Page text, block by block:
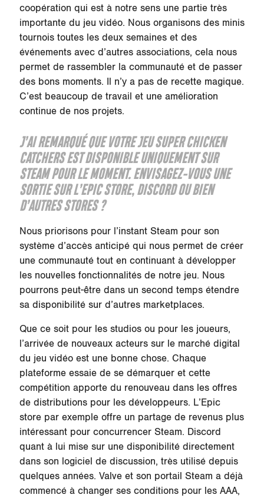
coopération qui est à notre sens une partie très
importante du jeu vidéo. Nous organisons des minis
tournois toutes les deux semaines et des
événements avec d’autres associations, cela nous
permet de rassembler la communauté et de passer
des bons moments. Il n’y a pas de recette magique.
C’est beaucoup de travail et une amélioration
continue de nos projets.
J’AI REMARQUÉ QUE VOTRE JEUSUPER CHICKEN
CATCHERSEST DISPONIBLE UNIQUEMENT SUR
STEAM POUR LE MOMENT. ENVISAGEZ-VOUS UNE
SORTIE SUR L’EPIC STORE, DISCORD OU BIEN
D’AUTRES STORES ?
Nous priorisons pour l’instant Steam pour son
système d’accès anticipé qui nous permet de créer
une communauté tout en continuant à développer
les nouvelles fonctionnalités de notre jeu. Nous
pourrons peut-être dans un second temps étendre
sa disponibilité sur d’autres marketplaces.
Que ce soit pour les studios ou pour les joueurs,
l’arrivée de nouveaux acteurs sur le marché digital
du jeu vidéo est une bonne chose. Chaque
plateforme essaie de se démarquer et cette
compétition apporte du renouveau dans les offres
de distributions pour les développeurs. L’Epic
store par exemple offre un partage de revenus plus
intéressant pour concurrencer Steam. Discord
quant à lui mise sur une disponibilité directement
dans son logiciel de discussion, très utilisé depuis
quelques années. Valve et son portail Steam a déjà
commencé à changer ses conditions pour les AAA,